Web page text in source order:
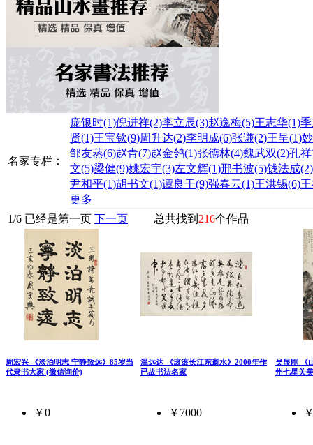
名家专栏：
庞银时(1)倪进祥(2)李立辰(3)赵逸梅(5)王志华(1)
贤(1)王宝钦(9)周升达(2)李明成(6)张谦(2)王呈(1)
邹友蒸(6)赵青(7)赵金鸰(1)张德林(4)魏武双(2)孔
文(5)梁健(9)姚宏宇(3)左文辉(1)邢书波(5)钱法成(2)
尹和平(1)胡书文(1)谭良干(9)强春云(1)王洪锡(6)
更多
1/6 已经是第一页 下一页 总共找到 216个作品
周宏兴 《淡泊明志 宁静致远》85岁当
代隶书大家 (微信询价)
￥0
温远达 《滚滚长江东逝水》2000年作
已故书法名家
￥7000
吴显刚 《
州七星关